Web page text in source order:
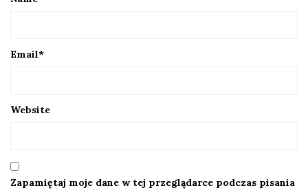
Email*
Website
Zapamiętaj moje dane w tej przeglądarce podczas pisania